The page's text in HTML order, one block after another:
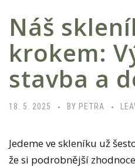
Náš
krokem:
stavba a
18. 5. 2025 BY PETRA
Jedeme ve skleníku už
že si podrobnější